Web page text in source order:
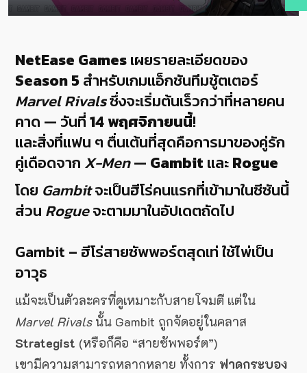
NetEase Gamesเผยรายละเอียดของ
Season 5สำหรับเกมแอ็กชันทีมชู้ตเตอร์
Marvel Rivalsซึ่งจะเริ่มต้นเร็วกว่าที่หลายคน
คาด — วันที่14 พฤศจิกายนนี้!
และสิ่งที่แฟน ๆ ตื่นเต้นที่สุดคือการมาของคู่รัก
คู่เดือดจาก X-Men— Gambit และRogue
โดย Gambitจะเป็นฮีโร่คนแรกที่เข้ามาในซีซันนี้
ส่วน Rogueจะตามมาในอัปเดตถัดไป
Gambit – ฮีโร่สายซัพพอร์ตสุดเท่ ใช้ไพ่เป็น
อาวุธ
แม้จะเป็นตัวละครที่ดูเหมาะกับสายโจมตี แต่ใน
Marvel Rivalsนั้น Gambit ถูกจัดอยู่ในคลาส
Strategist (หรือก็คือ “สายซัพพอร์ต”)
เขามีความสามารถหลากหลาย ทั้งการ ฟาดกระบอง